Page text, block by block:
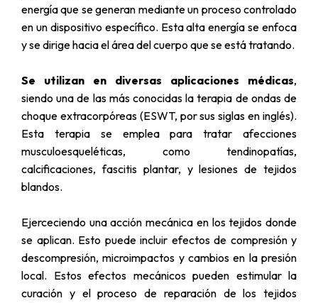
energía que se generan mediante un proceso controlado
en un dispositivo específico. Esta alta energía se enfoca
y se dirige hacia el área del cuerpo que se está tratando.
Se utilizan en diversas aplicaciones médicas,
siendo una de las más conocidas la terapia de ondas de
choque extracorpóreas (ESWT, por sus siglas en inglés).
Esta terapia se emplea para tratar afecciones
musculoesqueléticas, como tendinopatías,
calcificaciones, fascitis plantar, y lesiones de tejidos
blandos.
Ejerceciendo una acción mecánica en los tejidos donde
se aplican. Esto puede incluir efectos de compresión y
descompresión, microimpactos y cambios en la presión
local. Estos efectos mecánicos pueden estimular la
curación y el proceso de reparación de los tejidos